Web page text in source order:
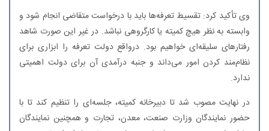
وی تأكید كرد: تقسیط تعرفه‌ها باید با درخواست متقاضی انجام شود و
وابسته به نظر هیچ كمیته یا كارگروهی نباشد. در غیر این صورت شاهد
رفتارهای سلیقه‌ای خواهیم بود. درواقع دولت تعرفه را ابزاری برای
نظام‌مند كردن امور می‌داند و جنبه درآمدی آن برای دولت اهمیتی
ندارد.
در نهایت مصوب شد تا دبیرخانه كمیته، جلسه‌ای را تنظیم كند تا با
حضور نمایندگان وزارت صنعت، معدن، تجارت و همچنین نمایندگان